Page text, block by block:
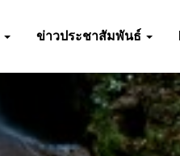
ข่าวประชาสัมพันธ์